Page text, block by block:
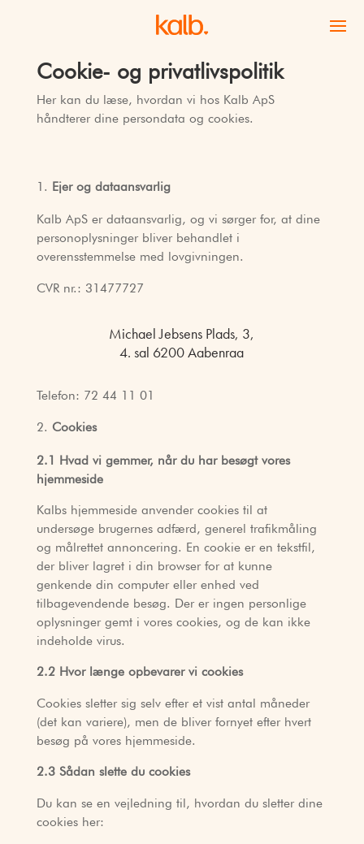
Cookie- og privatlivspolitik
Her kan du læse, hvordan vi hos Kalb ApS
håndterer dine persondata og cookies.
Ejer og dataansvarlig
Kalb ApS er dataansvarlig, og vi sørger for, at dine
personoplysninger bliver behandlet i
overensstemmelse med lovgivningen.
CVR nr.: 31477727
Michael Jebsens Plads, 3,
4. sal 6200 Aabenraa
Telefon: 72 44 11 01
Cookies
2.1 Hvad vi gemmer, når du har besøgt vores
hjemmeside
Kalbs hjemmeside anvender cookies til at
undersøge brugernes adfærd, generel trafikmåling
og målrettet annoncering. En cookie er en tekstfil,
der bliver lagret i din browser for at kunne
genkende din computer eller enhed ved
tilbagevendende besøg. Der er ingen personlige
oplysninger gemt i vores cookies, og de kan ikke
indeholde virus.
2.2 Hvor længe opbevarer vi cookies
Cookies sletter sig selv efter et vist antal måneder
(det kan variere), men de bliver fornyet efter hvert
besøg på vores hjemmeside.
2.3 Sådan slette du cookies
Du kan se en vejledning til, hvordan du sletter dine
cookies her: